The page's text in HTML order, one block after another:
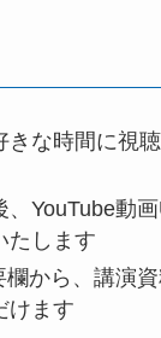
きな時間に視
、YouTube動
たします
欄から、講演
けます